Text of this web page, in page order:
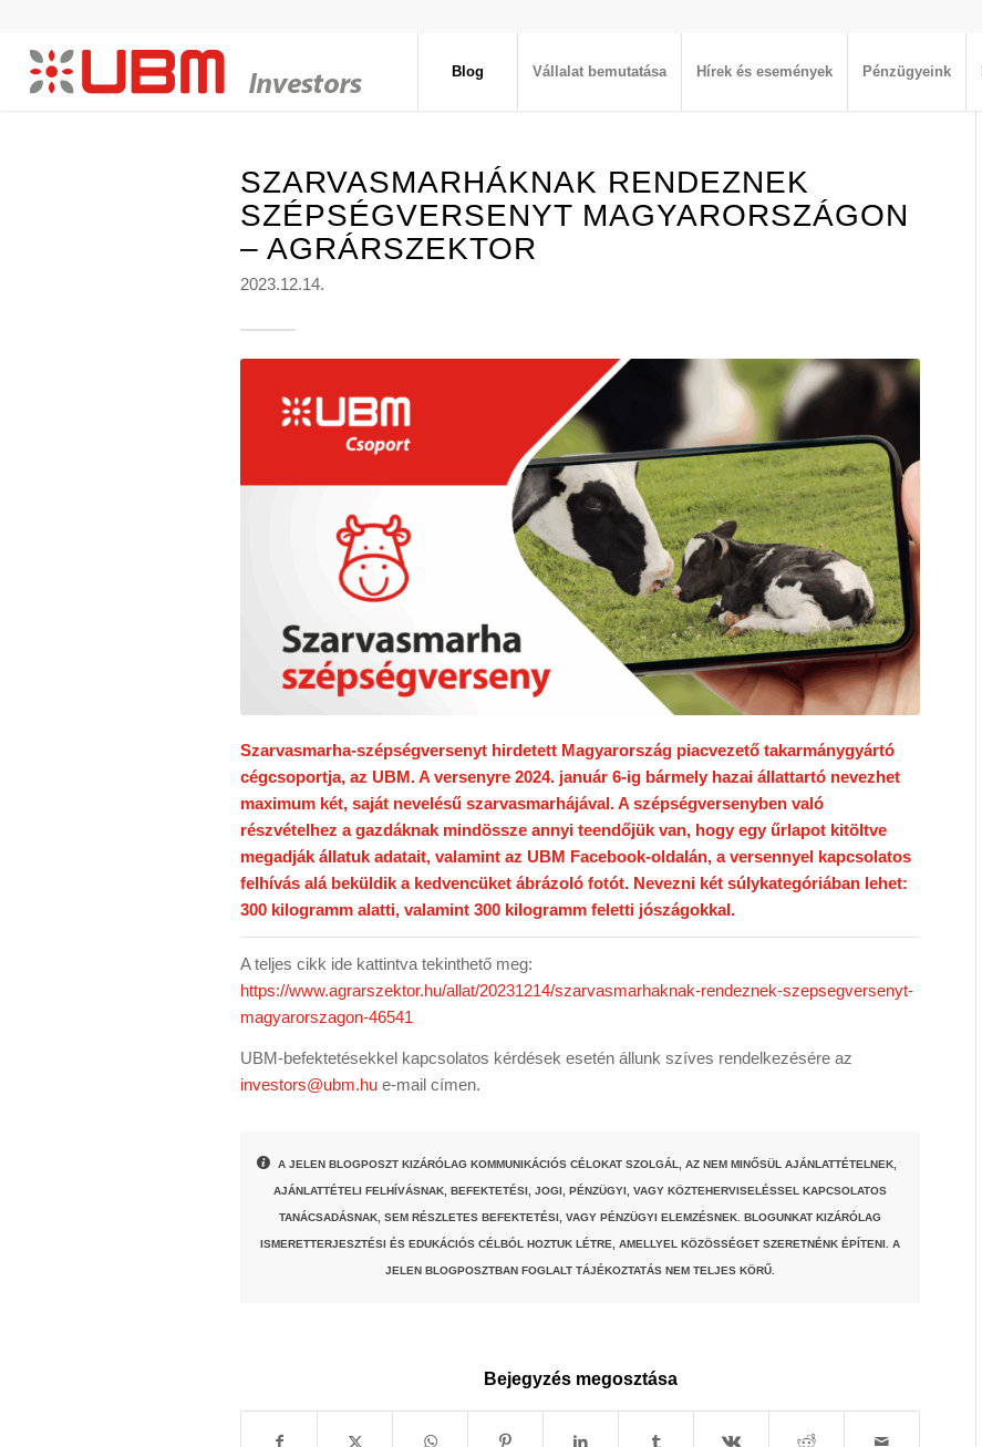
Blog Vállalat bemutatása Hírek és események Pénzügyeink
SZARVASMARHÁKNAK RENDEZNEK
SZÉPSÉGVERSENYT MAGYARORSZÁGON
– AGRÁRSZEKTOR
2023.12.14.
Szarvasmarha-szépségversenyt hirdetett Magyarország piacvezető takarmánygyártó
cégcsoportja, az UBM. A versenyre 2024. január 6-ig bármely hazai állattartó nevezhet
maximum két, saját nevelésű szarvasmarhájával. A szépségversenyben való
részvételhez a gazdáknak mindössze annyi teendőjük van, hogy egy űrlapot kitöltve
megadják állatuk adatait, valamint az UBM Facebook-oldalán, a versennyel kapcsolatos
felhívás alá beküldik a kedvencüket ábrázoló fotót. Nevezni két súlykategóriában lehet:
300 kilogramm alatti, valamint 300 kilogramm feletti jószágokkal.
A teljes cikk ide kattintva tekinthető meg:
https://www.agrarszektor.hu/allat/20231214/szarvasmarhaknak-rendeznek-szepsegversenyt-
magyarorszagon-46541
UBM-befektetésekkel kapcsolatos kérdések esetén állunk szíves rendelkezésére az
investors@ubm.hu e-mail címen.
A JELEN BLOGPOSZT KIZÁRÓLAG KOMMUNIKÁCIÓS CÉLOKAT SZOLGÁL, AZ NEM MINŐSÜL AJÁNLATTÉTELNEK,
AJÁNLATTÉTELI FELHÍVÁSNAK, BEFEKTETÉSI, JOGI, PÉNZÜGYI, VAGY KÖZTEHERVISELÉSSEL KAPCSOLATOS
TANÁCSADÁSNAK, SEM RÉSZLETES BEFEKTETÉSI, VAGY PÉNZÜGYI ELEMZÉSNEK. BLOGUNKAT KIZÁRÓLAG
ISMERETTERJESZTÉSI ÉS EDUKÁCIÓS CÉLBÓL HOZTUK LÉTRE, AMELLYEL KÖZÖSSÉGET SZERETNÉNK ÉPÍTENI. A
JELEN BLOGPOSZTBAN FOGLALT TÁJÉKOZTATÁS NEM TELJES KÖRŰ.
Bejegyzés megosztása